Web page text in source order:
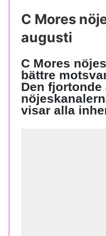
C Mores
augusti
C Mores
bättre
Den
visar alla